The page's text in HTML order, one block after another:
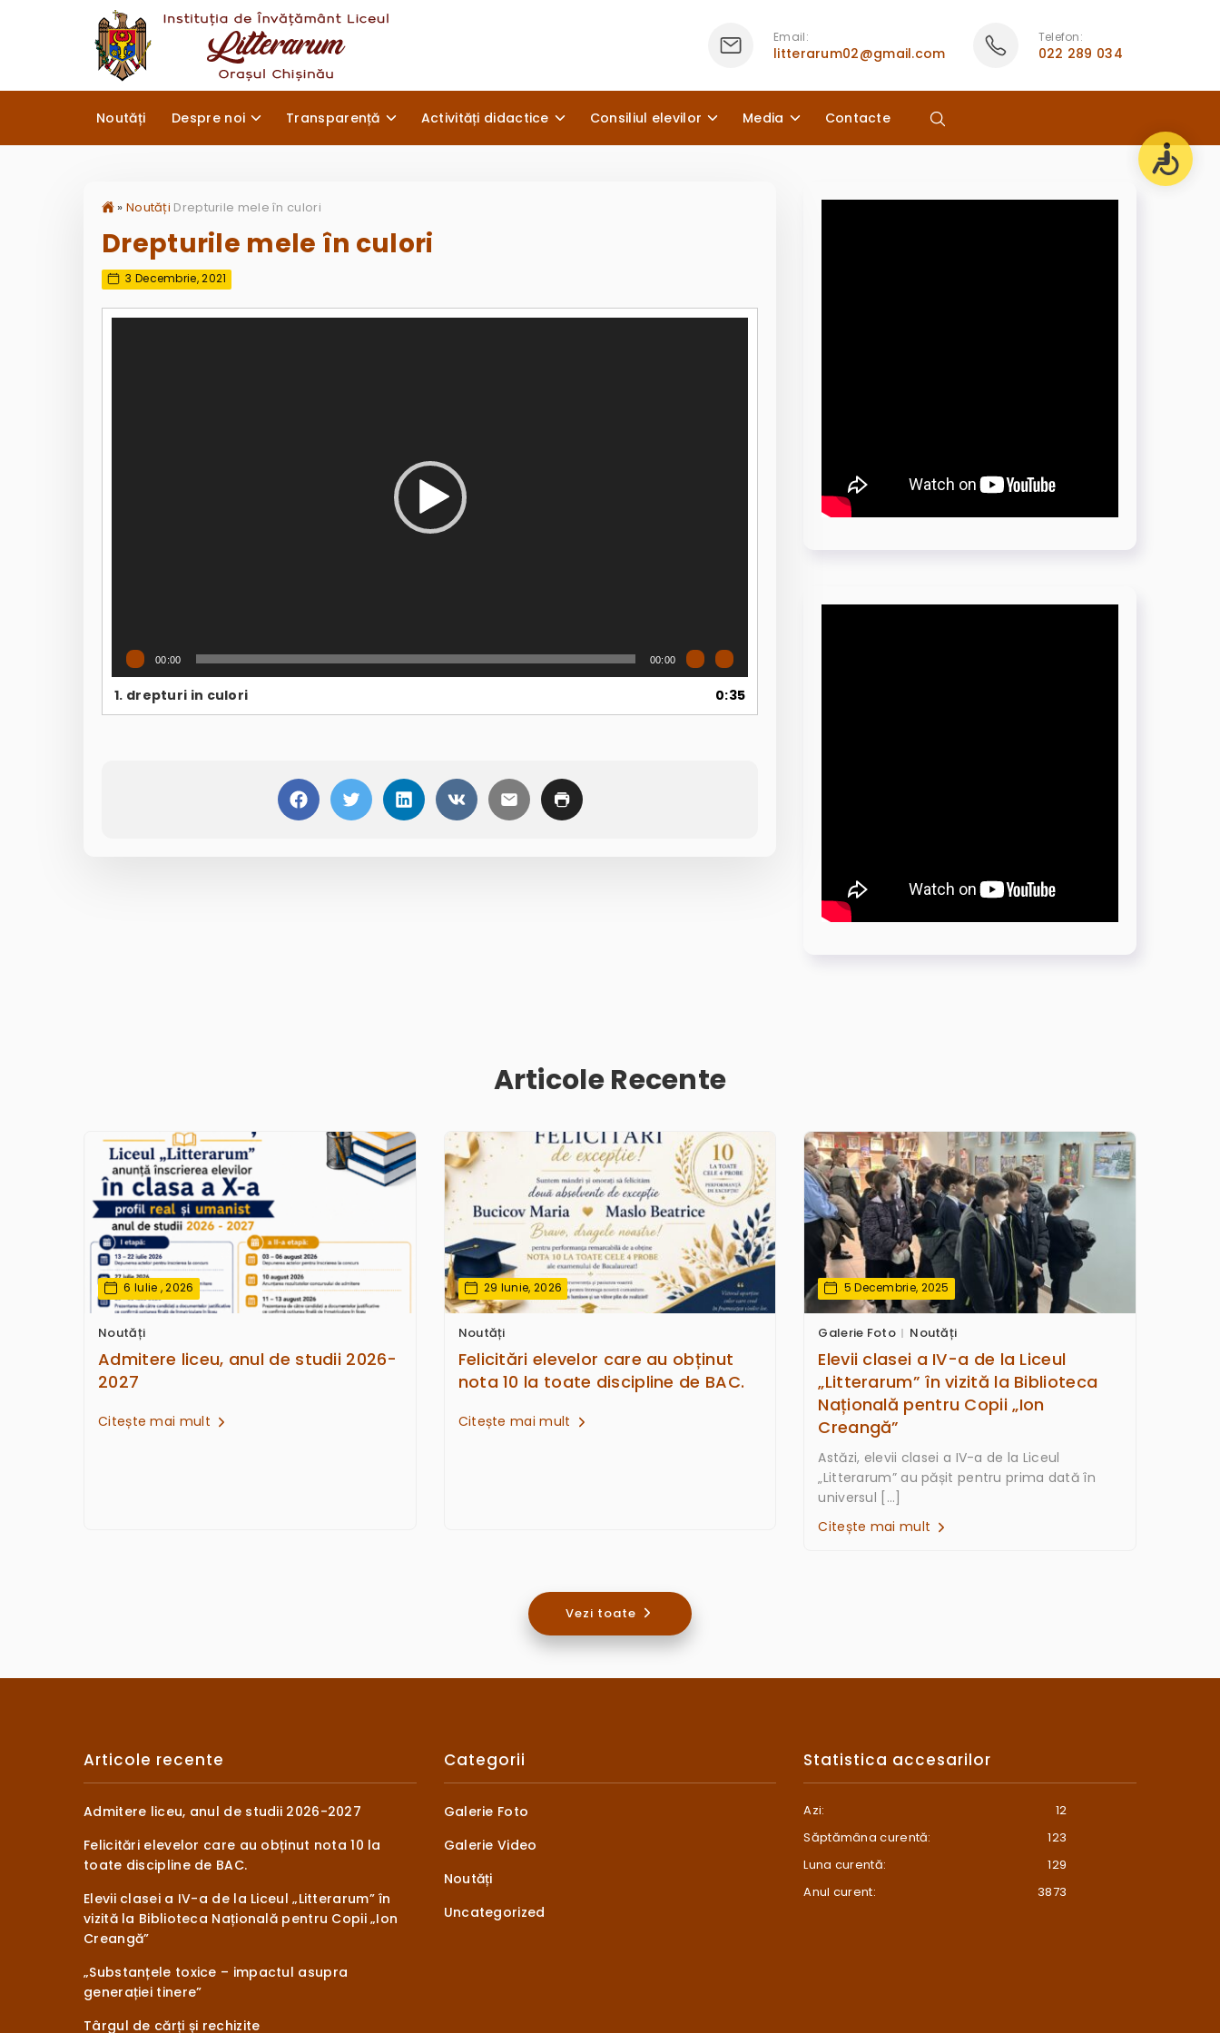
Email:
litterarum02@gmail.com
Telefon:
022 289 034
Noutăți Despre noi Transparență Activități didactice Consiliul elevilor Media Contacte
» Noutăți Drepturile mele în culori
Drepturile mele în culori
3 Decembrie, 2021
00:00 00:00
1. drepturi in culori 0:35
Articole Recente
6 Iulie , 2026
Noutăți
Admitere liceu, anul de studii 2026-
2027
Citește mai mult
29 Iunie, 2026
Noutăți
Felicitări elevelor care au obținut
nota 10 la toate discipline de BAC.
Citește mai mult
5 Decembrie, 2025
Galerie Foto Noutăți
Elevii clasei a IV-a de la Liceul
„Litterarum” în vizită la Biblioteca
Națională pentru Copii „Ion
Creangă”
Astăzi, elevii clasei a IV-a de la Liceul
„Litterarum” au pășit pentru prima dată în
universul […]
Citește mai mult
Vezi toate
Articole recente
Admitere liceu, anul de studii 2026-2027
Felicitări elevelor care au obținut nota 10 la
toate discipline de BAC.
Elevii clasei a IV-a de la Liceul „Litterarum” în
vizită la Biblioteca Națională pentru Copii „Ion
Creangă”
„Substanțele toxice – impactul asupra
generației tinere”
Târgul de cărți și rechizite
Categorii
Galerie Foto
Galerie Video
Noutăți
Uncategorized
Statistica accesarilor
Azi:
12
Săptămâna curentă:
123
Luna curentă:
129
Anul curent:
3873